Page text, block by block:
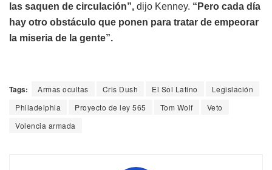
las saquen de circulación”, dijo Kenney. “Pero cada día
hay otro obstáculo que ponen para tratar de empeorar
la miseria de la gente”.
Tags: Armas ocultas Cris Dush El Sol Latino
Legislación
Philadelphia
Proyecto de ley 565 Tom Wolf
Veto
Volencia armada